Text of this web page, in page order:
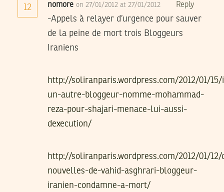
12 nomore on 27/01/2012 at 27/01/2012 Reply
-Appels à relayer d’urgence pour sauver
de la peine de mort trois Bloggeurs
Iraniens
http://soliranparis.wordpress.com/2012/01/
un-autre-bloggeur-nomme-mohammad-
reza-pour-shajari-menace-lui-aussi-
dexecution/
http://soliranparis.wordpress.com/2012/01/
nouvelles-de-vahid-asghrari-bloggeur-
iranien-condamne-a-mort/